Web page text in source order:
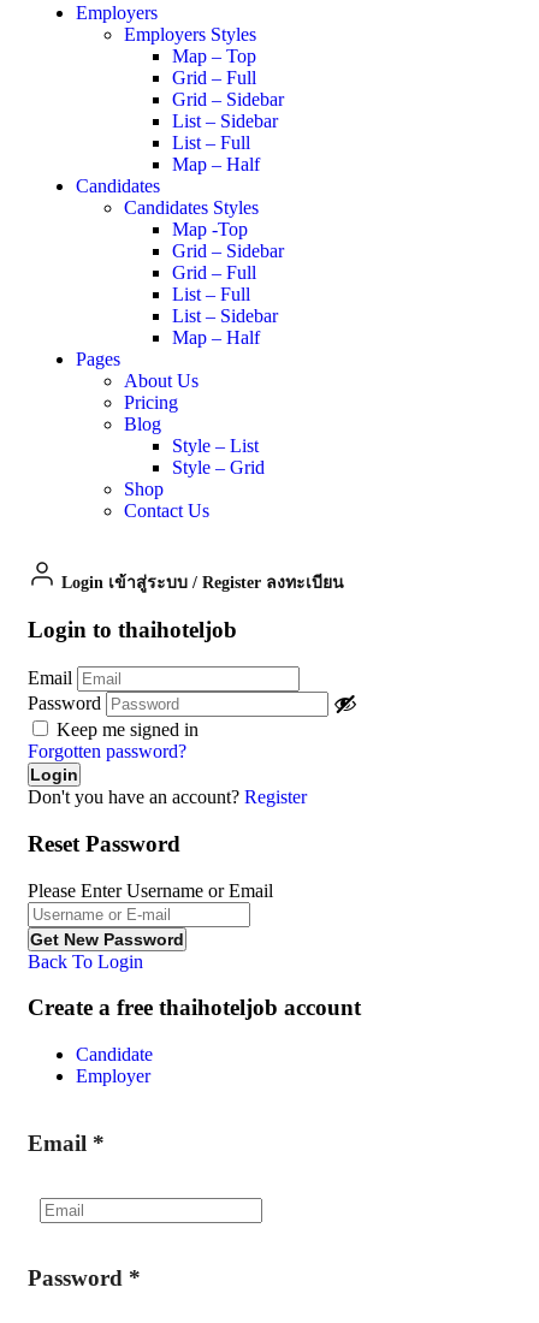
Employers
Employers Styles
Map – Top
Grid – Full
Grid – Sidebar
List – Sidebar
List – Full
Map – Half
Candidates
Candidates Styles
Map -Top
Grid – Sidebar
Grid – Full
List – Full
List – Sidebar
Map – Half
Pages
About Us
Pricing
Blog
Style – List
Style – Grid
Shop
Contact Us
Login เข้าสู่ระบบ / Register ลงทะเบียน
Login to thaihoteljob
Email
Password
Keep me signed in
Forgotten password?
Don't you have an account? Register
Reset Password
Please Enter Username or Email
Back To Login
Create a free thaihoteljob account
Candidate
Employer
Email *
Password *